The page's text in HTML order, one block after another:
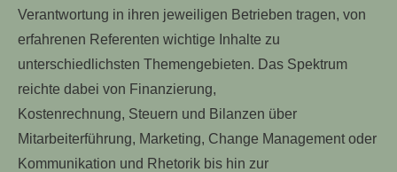
Verantwortung in ihren jeweiligen Betrieben tragen, von
erfahrenen Referenten wichtige Inhalte zu
unterschiedlichsten Themengebieten. Das Spektrum
reichte dabei von Finanzierung,
Kostenrechnung, Steuern und Bilanzen über
Mitarbeiterführung, Marketing, Change Management oder
Kommunikation und Rhetorik bis hin zur